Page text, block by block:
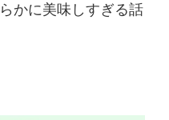
かに美味しすぎる話